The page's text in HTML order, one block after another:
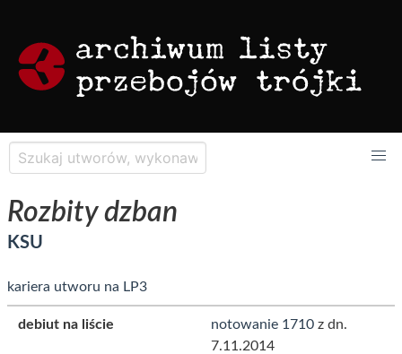
Rozbity dzban
KSU
kariera utworu na LP3
debiut na liście notowanie 1710 z dn.
7.11.2014